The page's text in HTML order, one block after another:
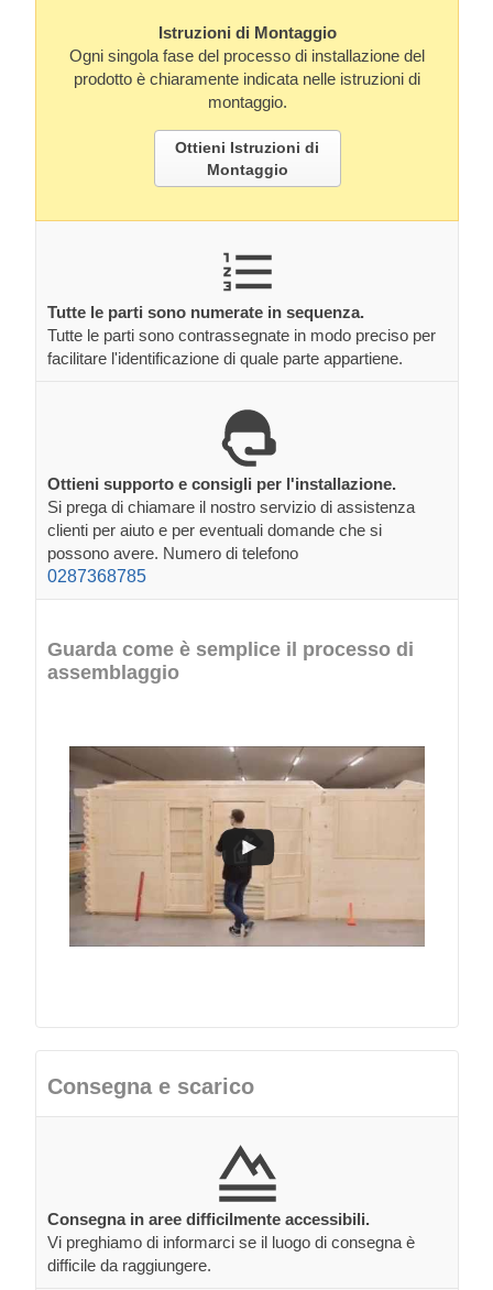
Istruzioni di Montaggio
Ogni singola fase del processo di installazione del
prodotto è chiaramente indicata nelle istruzioni di
montaggio.
Ottieni Istruzioni di
Montaggio
Tutte le parti sono numerate in sequenza.
Tutte le parti sono contrassegnate in modo preciso per
facilitare l'identificazione di quale parte appartiene.
Ottieni supporto e consigli per l'installazione.
Si prega di chiamare il nostro servizio di assistenza
clienti per aiuto e per eventuali domande che si
possono avere. Numero di telefono
0287368785
Guarda come è semplice il processo di
assemblaggio
Consegna e scarico
Consegna in aree difficilmente accessibili.
Vi preghiamo di informarci se il luogo di consegna è
difficile da raggiungere.